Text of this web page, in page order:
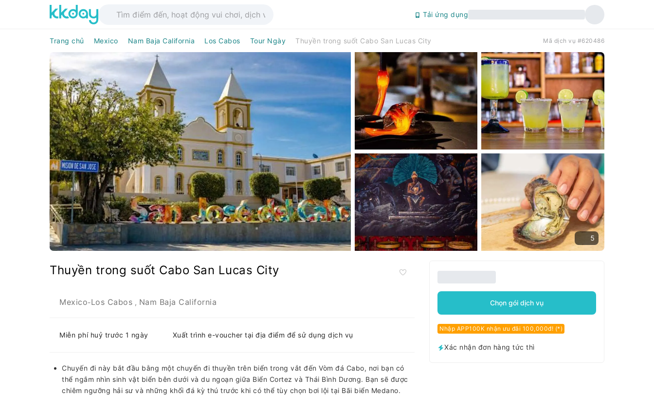
Tải ứng dụng
Trang chủ Mexico Nam Baja California Los Cabos Tour Ngày Thuyền trong suốt Cabo San Lucas City Mã dịch vụ #620486
5
Thuyền trong suốt Cabo San Lucas City
Mexico-Los Cabos , Nam Baja California
Miễn phí huỷ trước 1 ngày Xuất trình e-voucher tại địa điểm để sử dụng dịch vụ
Chuyến đi này bắt đầu bằng một chuyến đi thuyền trên biển trong vắt đến Vòm đá Cabo, nơi bạn có
thể ngắm nhìn sinh vật biển bên dưới và du ngoạn giữa Biển Cortez và Thái Bình Dương. Bạn sẽ được
chiêm ngưỡng hải sư và những khối đá kỳ thú trước khi có thể tùy chọn bơi lội tại Bãi biển Medano.
Chọn gói dịch vụ
Nhập APP100K nhận ưu đãi 100,000đ! (*)
Xác nhận đơn hàng tức thì